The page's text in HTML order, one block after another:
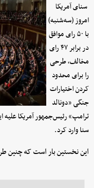
سنای آمریکا
امروز (سه‌شنبه)
با ۵۰
رای موافق
در برابر ۴۷ رای
مخالف، طرحی
را برای محدود
کردن اختیارات
جنگی «دونالد
ترامپ» رئیس‌جمهور آمریکا علیه
سنا وارد کرد.
این نخستین بار است که چنین